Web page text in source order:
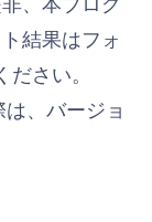
結果はフォ
さい。
、バージョ